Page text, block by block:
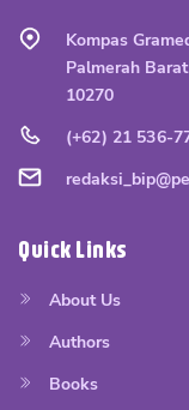
Kompas
Palmerah
10270
(+62) 21 536-
Quick Links
About Us
Authors
Books